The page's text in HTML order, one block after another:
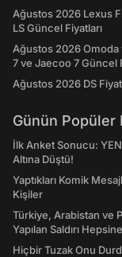
Ağustos 2026 Lexus
LS Güncel Fiyatları
Ağustos 2026
7 ve Jaecoo 7 Güncel
Ağustos 2026 DS
Günün Popüler
İlk Anket Sonucu:
Altına Düştü!
Yaptıkları Komik
Kişiler
Türkiye, Arabistan ve
Yapılan Saldırı
Hiçbir Tuzak Onu